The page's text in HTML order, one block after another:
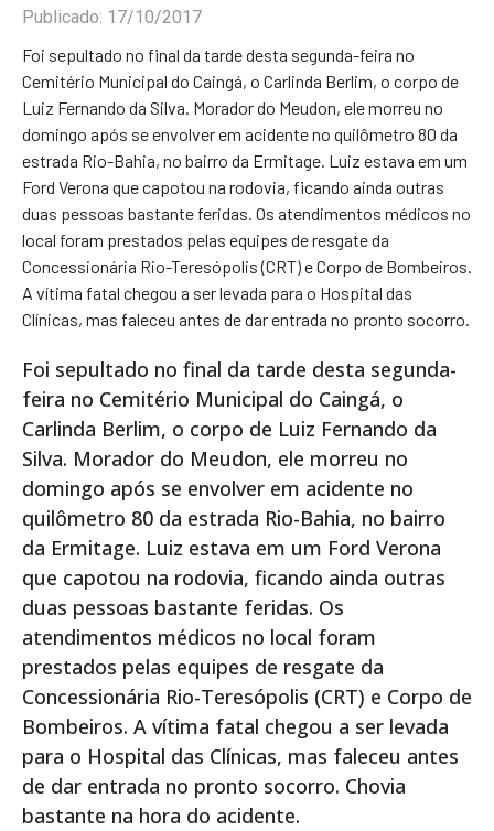
Publicado: 17/10/2017
Foi sepultado no final da tarde desta segunda-feira no
Cemitério Municipal do Caingá, o Carlinda Berlim, o corpo de
Luiz Fernando da Silva. Morador do Meudon, ele morreu no
domingo após se envolver em acidente no quilômetro 80 da
estrada Rio-Bahia, no bairro da Ermitage. Luiz estava em um
Ford Verona que capotou na rodovia, ficando ainda outras
duas pessoas bastante feridas. Os atendimentos médicos no
local foram prestados pelas equipes de resgate da
Concessionária Rio-Teresópolis (CRT) e Corpo de Bombeiros.
A vítima fatal chegou a ser levada para o Hospital das
Clínicas, mas faleceu antes de dar entrada no pronto socorro.
Foi sepultado no final da tarde desta segunda-
feira no Cemitério Municipal do Caingá, o
Carlinda Berlim, o corpo de Luiz Fernando da
Silva. Morador do Meudon, ele morreu no
domingo após se envolver em acidente no
quilômetro 80 da estrada Rio-Bahia, no bairro
da Ermitage. Luiz estava em um Ford Verona
que capotou na rodovia, ficando ainda outras
duas pessoas bastante feridas. Os
atendimentos médicos no local foram
prestados pelas equipes de resgate da
Concessionária Rio-Teresópolis (CRT) e Corpo de
Bombeiros. A vítima fatal chegou a ser levada
para o Hospital das Clínicas, mas faleceu antes
de dar entrada no pronto socorro. Chovia
bastante na hora do acidente.